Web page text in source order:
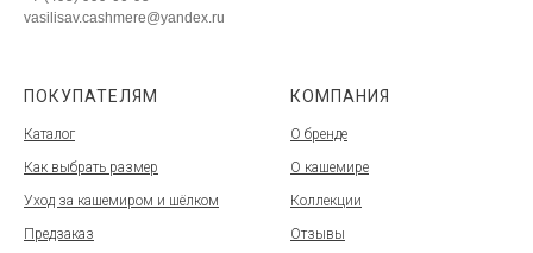
vasilisav.cashmere@yandex.ru
ПОКУПАТЕЛЯМ
Каталог
Как выбрать размер
Уход за кашемиром и шёлком
Предзаказ
КОМПАНИЯ
О бренде
О кашемире
Коллекции
Отзывы